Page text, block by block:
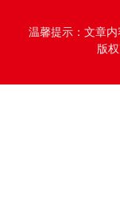
温馨提示：文章
版